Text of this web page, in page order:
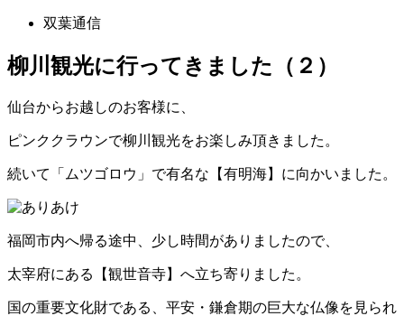
双葉通信
柳川観光に行ってきました（２）
仙台からお越しのお客様に、
ピンククラウンで柳川観光をお楽しみ頂きました。
続いて「ムツゴロウ」で有名な【有明海】に向かいました。
福岡市内へ帰る途中、少し時間がありましたので、
太宰府にある【観世音寺】へ立ち寄りました。
国の重要文化財である、平安・鎌倉期の巨大な仏像を見られ